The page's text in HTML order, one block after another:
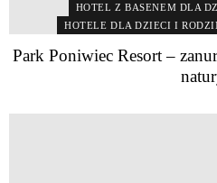
HOTEL Z BASENEM DLA
HOTELE DLA DZIECI I
Park Poniwiec Resort –